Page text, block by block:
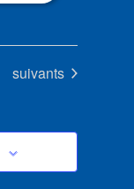
Évènements
suivants